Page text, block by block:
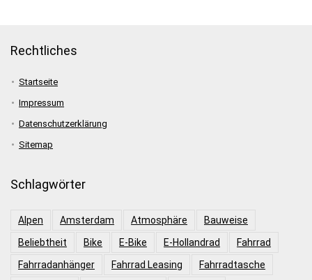
Rechtliches
Startseite
Impressum
Datenschutzerklärung
Sitemap
Schlagwörter
Alpen Amsterdam Atmosphäre
Bauweise
Beliebtheit
Bike E-Bike E-Hollandrad
Fahrrad
Fahrradanhänger
Fahrrad Leasing
Fahrradtasche